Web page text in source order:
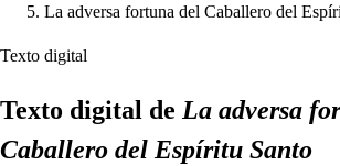
La adversa fortuna del Caballero del
Texto digital
Texto digital de La adversa
Caballero del Espíritu Santo